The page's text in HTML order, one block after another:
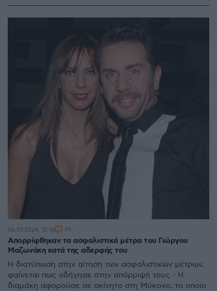
Απορρίφθηκαν τα ασφαλιστικά μέτρα του Γιώργου
Μαζωνάκη κατά της αδερφής του
Η διατύπωση στην αίτηση των ασφαλιστικών μέτρων,
φαίνεται πως οδήγησε στην απόρριψή τους - Η
διαμάχη αφορούσε σε ακίνητο στη Μύκονο, το οποίο
06.07.2024, 12:16 39